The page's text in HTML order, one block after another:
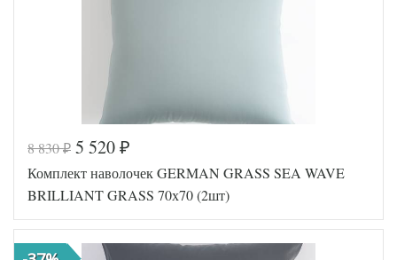
Код товара
561-651
Артикул
GG-25707
0
Размер
наволочек
70х70
(2шт)
8 830₽ 5 520 ₽
Комплект наволочек GERMAN GRASS SEA WAVE
BRILLIANT GRASS 70х70 (2шт)